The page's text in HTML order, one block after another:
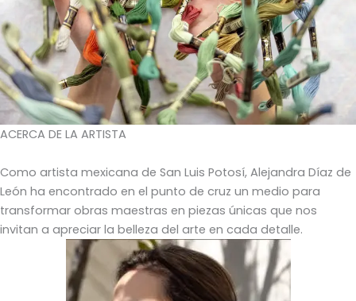
ACERCA DE LA ARTISTA
Como artista mexicana de San Luis Potosí, Alejandra Díaz de
León ha encontrado en el punto de cruz un medio para
transformar obras maestras en piezas únicas que nos
invitan a apreciar la belleza del arte en cada detalle.